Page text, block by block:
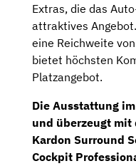
Extras, die das
attraktives
eine Reichweite
bietet höchsten
Platzangebot.
Die Ausstattung
und überzeugt mit
Kardon Surround
Cockpit